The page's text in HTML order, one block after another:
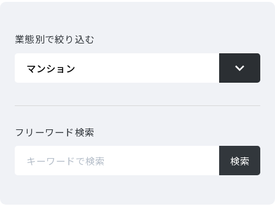
業態別で絞り込む
フリーワード検索​
検索